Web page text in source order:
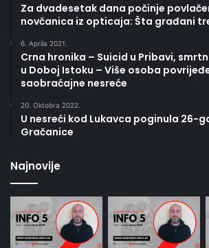
Za dvadesetak dana počinje
novčanica iz opticaja: Šta građani
6. Aprila 2021.
Crna hronika – Suicid u Pribavi,
u Doboj Istoku – Više osoba
saobraćajne nesreće
20. Oktobra 2022.
U nesreći kod Lukavca poginula 26-
Gračanice
Najnovije